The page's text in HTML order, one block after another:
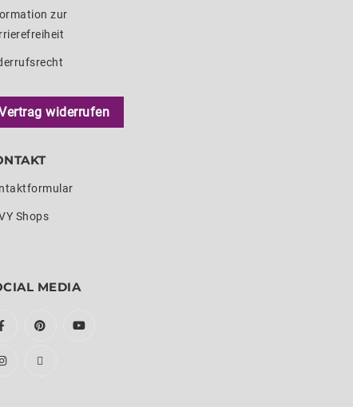
zur
widerrufen
Shops
MEDIA